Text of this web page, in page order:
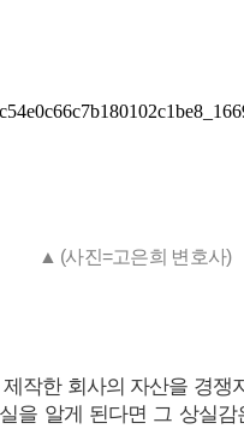
▲ (사진=고은희 변호사)
작한 회사의 자산을 경쟁
을 알게 된다면 그 상실